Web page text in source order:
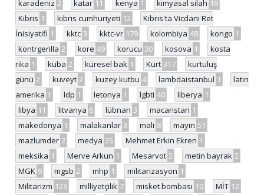
karadeniz 2 katar 11 kenya 1 kimyasal silah 19
Kıbrıs 1 kıbrıs cumhuriyeti 12
Kıbrıs'ta Vicdani Ret
İnisiyatifi 1 kktc 3 kktc-vr 179 kolombiya 48 kongo 1
kontrgerilla 2 kore 49 korucu 30 kosova 1
kosta
rika 1 küba 2 küresel bak 1 Kürt 317
kurtuluş
günü 2 kuveyt 2 kuzey kutbu 4 lambdaistanbul 1
latin
amerika 1 ldp 1 letonya 1 lgbti 40 liberya 1
libya 11 litvanya 6 lübnan 3 macaristan 1
makedonya 1 malakanlar 3 mali 8 mayın 51
mazlumder 2 medya 25 Mehmet Erkin Ekren 1
meksika 1 Merve Arkun 1 Mesarvot 2 metin bayrak 2
MGK 9 mgsb 2 mhp 1 militarizasyon 1
Militarizm 123 milliyetçilik 7 misket bombası 10 MİT 12